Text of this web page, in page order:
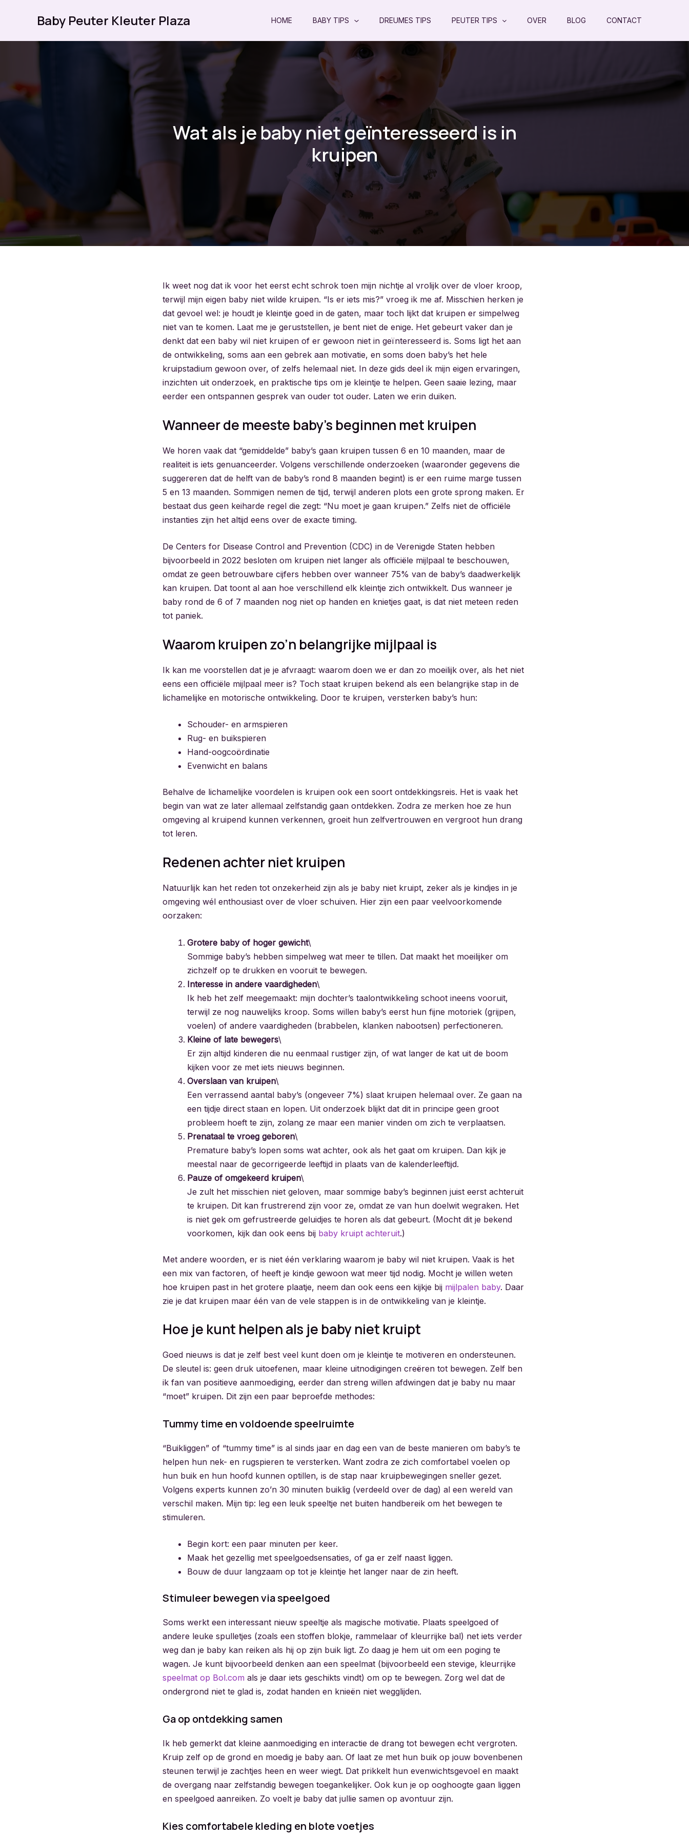
Baby Peuter Kleuter Plaza HOME BABY TIPS DREUMES TIPS PEUTER TIPS OVER BLOG CONTACT
Wat als je baby niet geïnteresseerd is in
kruipen
Ik weet nog dat ik voor het eerst echt schrok toen mijn nichtje al vrolijk over de vloer kroop,
terwijl mijn eigen baby niet wilde kruipen. “Is er iets mis?” vroeg ik me af. Misschien herken je
dat gevoel wel: je houdt je kleintje goed in de gaten, maar toch lijkt dat kruipen er simpelweg
niet van te komen. Laat me je geruststellen, je bent niet de enige. Het gebeurt vaker dan je
denkt dat een baby wil niet kruipen of er gewoon niet in geïnteresseerd is. Soms ligt het aan
de ontwikkeling, soms aan een gebrek aan motivatie, en soms doen baby’s het hele
kruipstadium gewoon over, of zelfs helemaal niet. In deze gids deel ik mijn eigen ervaringen,
inzichten uit onderzoek, en praktische tips om je kleintje te helpen. Geen saaie lezing, maar
eerder een ontspannen gesprek van ouder tot ouder. Laten we erin duiken.
Wanneer de meeste baby’s beginnen met kruipen
We horen vaak dat “gemiddelde” baby’s gaan kruipen tussen 6 en 10 maanden, maar de
realiteit is iets genuanceerder. Volgens verschillende onderzoeken (waaronder gegevens die
suggereren dat de helft van de baby’s rond 8 maanden begint) is er een ruime marge tussen
5 en 13 maanden. Sommigen nemen de tijd, terwijl anderen plots een grote sprong maken. Er
bestaat dus geen keiharde regel die zegt: “Nu moet je gaan kruipen.” Zelfs niet de officiële
instanties zijn het altijd eens over de exacte timing.
De Centers for Disease Control and Prevention (CDC) in de Verenigde Staten hebben
bijvoorbeeld in 2022 besloten om kruipen niet langer als officiële mijlpaal te beschouwen,
omdat ze geen betrouwbare cijfers hebben over wanneer 75% van de baby’s daadwerkelijk
kan kruipen. Dat toont al aan hoe verschillend elk kleintje zich ontwikkelt. Dus wanneer je
baby rond de 6 of 7 maanden nog niet op handen en knietjes gaat, is dat niet meteen reden
tot paniek.
Waarom kruipen zo’n belangrijke mijlpaal is
Ik kan me voorstellen dat je je afvraagt: waarom doen we er dan zo moeilijk over, als het niet
eens een officiële mijlpaal meer is? Toch staat kruipen bekend als een belangrijke stap in de
lichamelijke en motorische ontwikkeling. Door te kruipen, versterken baby’s hun:
Schouder- en armspieren
Rug- en buikspieren
Hand-oogcoördinatie
Evenwicht en balans
Behalve de lichamelijke voordelen is kruipen ook een soort ontdekkingsreis. Het is vaak het
begin van wat ze later allemaal zelfstandig gaan ontdekken. Zodra ze merken hoe ze hun
omgeving al kruipend kunnen verkennen, groeit hun zelfvertrouwen en vergroot hun drang
tot leren.
Redenen achter niet kruipen
Natuurlijk kan het reden tot onzekerheid zijn als je baby niet kruipt, zeker als je kindjes in je
omgeving wél enthousiast over de vloer schuiven. Hier zijn een paar veelvoorkomende
oorzaken:
Grotere baby of hoger gewicht\
Sommige baby’s hebben simpelweg wat meer te tillen. Dat maakt het moeilijker om
zichzelf op te drukken en vooruit te bewegen.
Interesse in andere vaardigheden\
Ik heb het zelf meegemaakt: mijn dochter’s taalontwikkeling schoot ineens vooruit,
terwijl ze nog nauwelijks kroop. Soms willen baby’s eerst hun fijne motoriek (grijpen,
voelen) of andere vaardigheden (brabbelen, klanken nabootsen) perfectioneren.
Kleine of late bewegers\
Er zijn altijd kinderen die nu eenmaal rustiger zijn, of wat langer de kat uit de boom
kijken voor ze met iets nieuws beginnen.
Overslaan van kruipen\
Een verrassend aantal baby’s (ongeveer 7%) slaat kruipen helemaal over. Ze gaan na
een tijdje direct staan en lopen. Uit onderzoek blijkt dat dit in principe geen groot
probleem hoeft te zijn, zolang ze maar een manier vinden om zich te verplaatsen.
Prenataal te vroeg geboren\
Premature baby’s lopen soms wat achter, ook als het gaat om kruipen. Dan kijk je
meestal naar de gecorrigeerde leeftijd in plaats van de kalenderleeftijd.
Pauze of omgekeerd kruipen\
Je zult het misschien niet geloven, maar sommige baby’s beginnen juist eerst achteruit
te kruipen. Dit kan frustrerend zijn voor ze, omdat ze van hun doelwit wegraken. Het
is niet gek om gefrustreerde geluidjes te horen als dat gebeurt. (Mocht dit je bekend
voorkomen, kijk dan ook eens bij baby kruipt achteruit.)
Met andere woorden, er is niet één verklaring waarom je baby wil niet kruipen. Vaak is het
een mix van factoren, of heeft je kindje gewoon wat meer tijd nodig. Mocht je willen weten
hoe kruipen past in het grotere plaatje, neem dan ook eens een kijkje bij mijlpalen baby. Daar
zie je dat kruipen maar één van de vele stappen is in de ontwikkeling van je kleintje.
Hoe je kunt helpen als je baby niet kruipt
Goed nieuws is dat je zelf best veel kunt doen om je kleintje te motiveren en ondersteunen.
De sleutel is: geen druk uitoefenen, maar kleine uitnodigingen creëren tot bewegen. Zelf ben
ik fan van positieve aanmoediging, eerder dan streng willen afdwingen dat je baby nu maar
“moet” kruipen. Dit zijn een paar beproefde methodes:
Tummy time en voldoende speelruimte
“Buikliggen” of “tummy time” is al sinds jaar en dag een van de beste manieren om baby’s te
helpen hun nek- en rugspieren te versterken. Want zodra ze zich comfortabel voelen op
hun buik en hun hoofd kunnen optillen, is de stap naar kruipbewegingen sneller gezet.
Volgens experts kunnen zo’n 30 minuten buiklig (verdeeld over de dag) al een wereld van
verschil maken. Mijn tip: leg een leuk speeltje net buiten handbereik om het bewegen te
stimuleren.
Begin kort: een paar minuten per keer.
Maak het gezellig met speelgoedsensaties, of ga er zelf naast liggen.
Bouw de duur langzaam op tot je kleintje het langer naar de zin heeft.
Stimuleer bewegen via speelgoed
Soms werkt een interessant nieuw speeltje als magische motivatie. Plaats speelgoed of
andere leuke spulletjes (zoals een stoffen blokje, rammelaar of kleurrijke bal) net iets verder
weg dan je baby kan reiken als hij op zijn buik ligt. Zo daag je hem uit om een poging te
wagen. Je kunt bijvoorbeeld denken aan een speelmat (bijvoorbeeld een stevige, kleurrijke
speelmat op Bol.com als je daar iets geschikts vindt) om op te bewegen. Zorg wel dat de
ondergrond niet te glad is, zodat handen en knieën niet wegglijden.
Ga op ontdekking samen
Ik heb gemerkt dat kleine aanmoediging en interactie de drang tot bewegen echt vergroten.
Kruip zelf op de grond en moedig je baby aan. Of laat ze met hun buik op jouw bovenbenen
steunen terwijl je zachtjes heen en weer wiegt. Dat prikkelt hun evenwichtsgevoel en maakt
de overgang naar zelfstandig bewegen toegankelijker. Ook kun je op ooghoogte gaan liggen
en speelgoed aanreiken. Zo voelt je baby dat jullie samen op avontuur zijn.
Kies comfortabele kleding en blote voetjes